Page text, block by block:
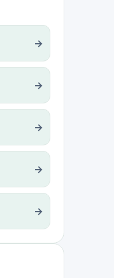
→
→
→
→
→